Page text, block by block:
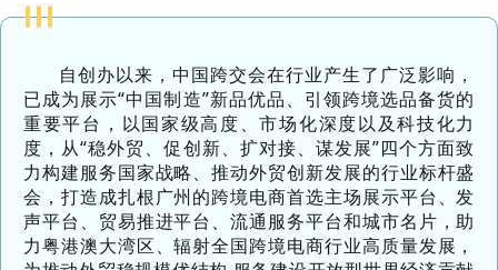
自创办以来，中国跨交会在行业产生了广泛影响，
已成为展示“中国制造”新品优品、引领跨境选品备货的
重要平台，以国家级高度、市场化深度以及科技化力
度，从“稳外贸、促创新、扩对接、谋发展”四个方面致
力构建服务国家战略、推动外贸创新发展的行业标杆盛
会，打造成扎根广州的跨境电商首选主场展示平台、发
声平台、贸易推进平台、流通服务平台和城市名片，助
力粤港澳大湾区、辐射全国跨境电商行业高质量发展，